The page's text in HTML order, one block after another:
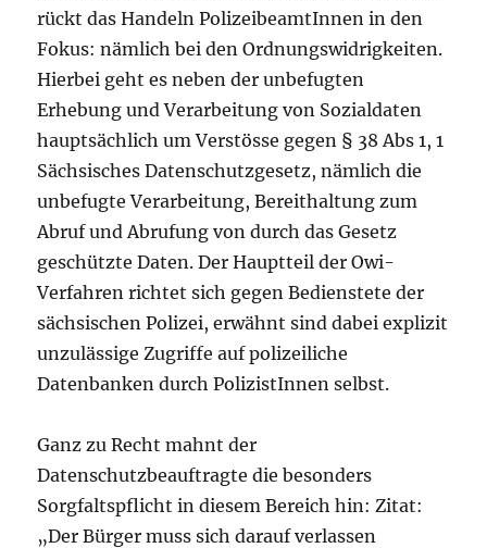
rückt das Handeln PolizeibeamtInnen in den
Fokus: nämlich bei den Ordnungswidrigkeiten.
Hierbei geht es neben der unbefugten
Erhebung und Verarbeitung von Sozialdaten
hauptsächlich um Verstösse gegen § 38 Abs 1, 1
Sächsisches Datenschutzgesetz, nämlich die
unbefugte Verarbeitung, Bereithaltung zum
Abruf und Abrufung von durch das Gesetz
geschützte Daten. Der Hauptteil der Owi-
Verfahren richtet sich gegen Bedienstete der
sächsischen Polizei, erwähnt sind dabei explizit
unzulässige Zugriffe auf polizeiliche
Datenbanken durch PolizistInnen selbst.
Ganz zu Recht mahnt der
Datenschutzbeauftragte die besonders
Sorgfaltspflicht in diesem Bereich hin: Zitat:
„Der Bürger muss sich darauf verlassen